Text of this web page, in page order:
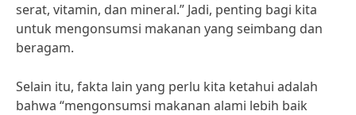
serat, vitamin, dan mineral.” Jadi, penting bagi kita
untuk mengonsumsi makanan yang seimbang dan
beragam.
Selain itu, fakta lain yang perlu kita ketahui adalah
bahwa “mengonsumsi makanan alami lebih baik